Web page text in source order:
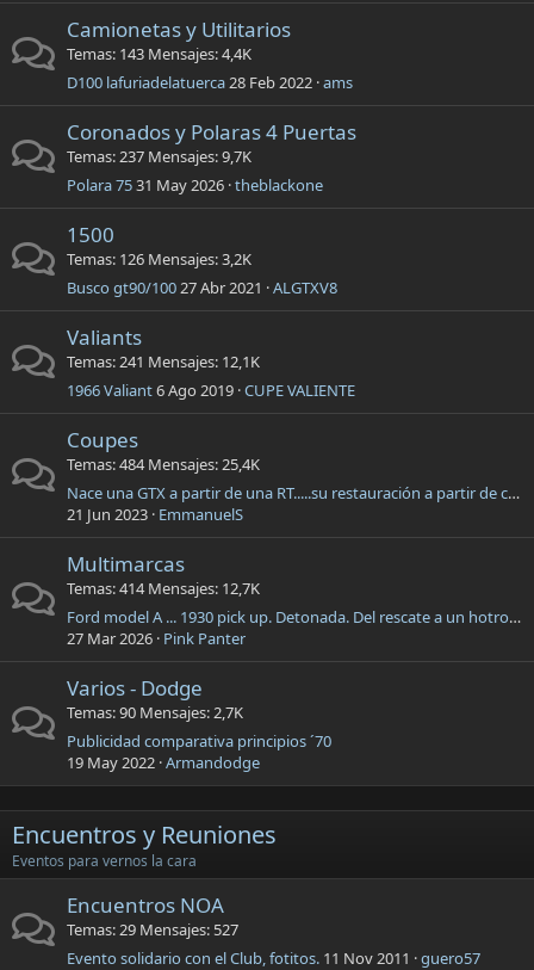
Camionetas y Utilitarios
Temas 143 Mensajes 4,4K
D100 lafuriadelatuerca28 Feb 2022 ams
Coronados y Polaras 4 Puertas
Temas 237 Mensajes 9,7K
Polara 7531 May 2026 theblackone
1500
Temas 126 Mensajes 3,2K
Busco gt90/10027 Abr 2021 ALGTXV8
Valiants
Temas 241 Mensajes 12,1K
1966 Valiant6 Ago 2019 CUPE VALIENTE
Coupes
Temas 484 Mensajes 25,4K
Nace una GTX a partir de una RT.....su restauración a partir de casi chatarra
21 Jun 2023 EmmanuelS
Multimarcas
Temas 414 Mensajes 12,7K
Ford model A ... 1930 pick up. Detonada. Del rescate a un hotrod de "epoca"
27 Mar 2026 Pink Panter
Varios - Dodge
Temas 90 Mensajes 2,7K
Publicidad comparativa principios ´70
19 May 2022 Armandodge
Encuentros y Reuniones
Eventos para vernos la cara
Encuentros NOA
Temas 29 Mensajes 527
Evento solidario con el Club, fotitos. 11 Nov 2011 guero57